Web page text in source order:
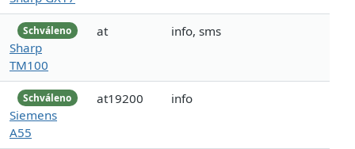
Schváleno
Sharp
TM100
at info, sms
Schváleno
Siemens
A55
at19200 info